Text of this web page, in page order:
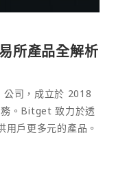
所產品全解析
司，成立於 2018
。Bitget 致力於透
戶更多元的產品。